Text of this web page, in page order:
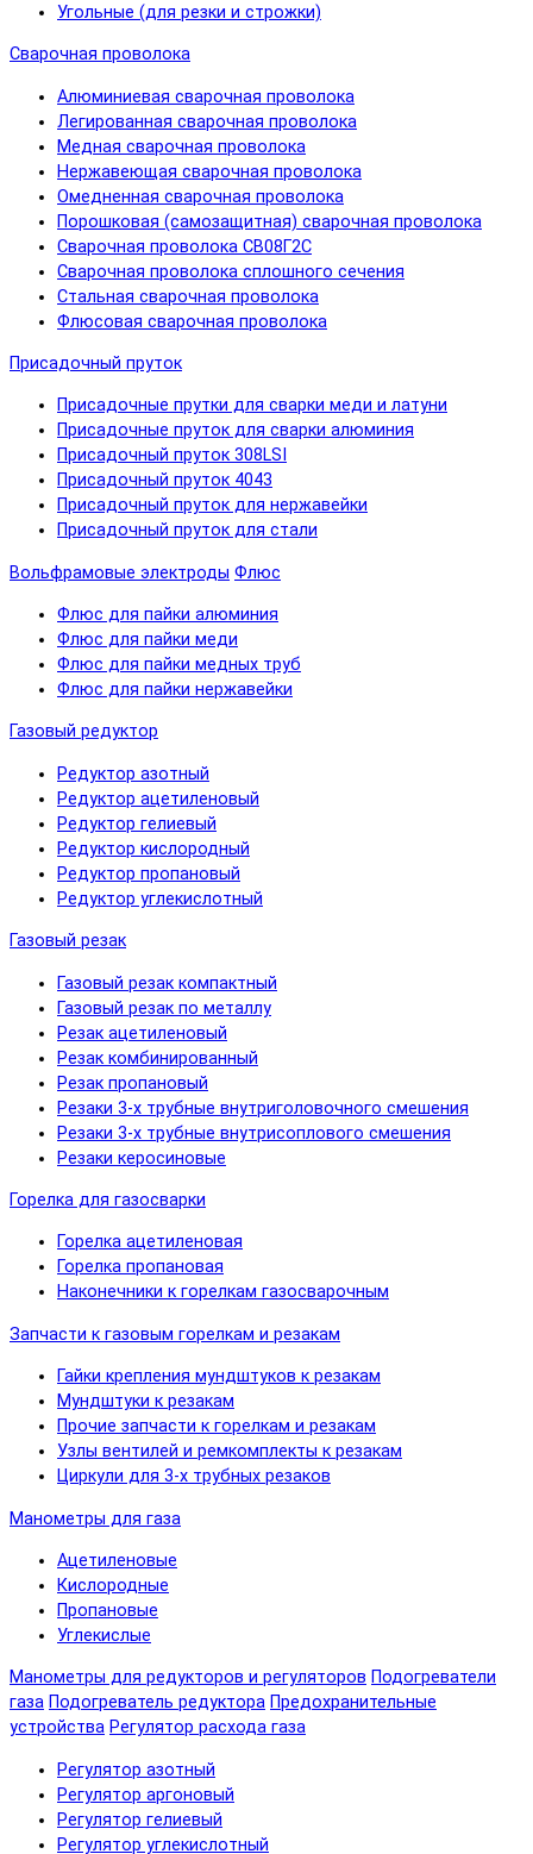
Угольные (для резки и строжки)
Сварочная проволока
Алюминиевая сварочная проволока
Легированная сварочная проволока
Медная сварочная проволока
Нержавеющая сварочная проволока
Омедненная сварочная проволока
Порошковая (самозащитная) сварочная проволока
Сварочная проволока СВ08Г2С
Сварочная проволока сплошного сечения
Стальная сварочная проволока
Флюсовая сварочная проволока
Присадочный пруток
Присадочные прутки для сварки меди и латуни
Присадочные пруток для сварки алюминия
Присадочный пруток 308LSI
Присадочный пруток 4043
Присадочный пруток для нержавейки
Присадочный пруток для стали
Вольфрамовые электроды Флюс
Флюс для пайки алюминия
Флюс для пайки меди
Флюс для пайки медных труб
Флюс для пайки нержавейки
Газовый редуктор
Редуктор азотный
Редуктор ацетиленовый
Редуктор гелиевый
Редуктор кислородный
Редуктор пропановый
Редуктор углекислотный
Газовый резак
Газовый резак компактный
Газовый резак по металлу
Резак ацетиленовый
Резак комбинированный
Резак пропановый
Резаки 3-х трубные внутриголовочного смешения
Резаки 3-х трубные внутрисоплового смешения
Резаки керосиновые
Горелка для газосварки
Горелка ацетиленовая
Горелка пропановая
Наконечники к горелкам газосварочным
Запчасти к газовым горелкам и резакам
Гайки крепления мундштуков к резакам
Мундштуки к резакам
Прочие запчасти к горелкам и резакам
Узлы вентилей и ремкомплекты к резакам
Циркули для 3-х трубных резаков
Манометры для газа
Ацетиленовые
Кислородные
Пропановые
Углекислые
Манометры для редукторов и регуляторов Подогреватели
газа Подогреватель редуктора Предохранительные
устройства Регулятор расхода газа
Регулятор азотный
Регулятор аргоновый
Регулятор гелиевый
Регулятор углекислотный